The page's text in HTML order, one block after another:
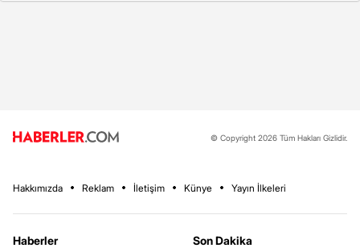
© Copyright 2026 Tüm Hakları Gizlidir.
Hakkımızda Reklam İletişim Künye Yayın İlkeleri
Haberler
Son Dakika